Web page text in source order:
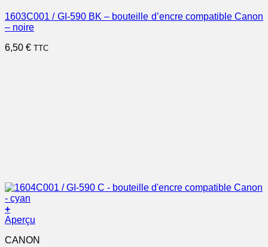
1603C001 / GI-590 BK – bouteille d’encre compatible Canon
– noire
6,50 € TTC
+
Aperçu
CANON